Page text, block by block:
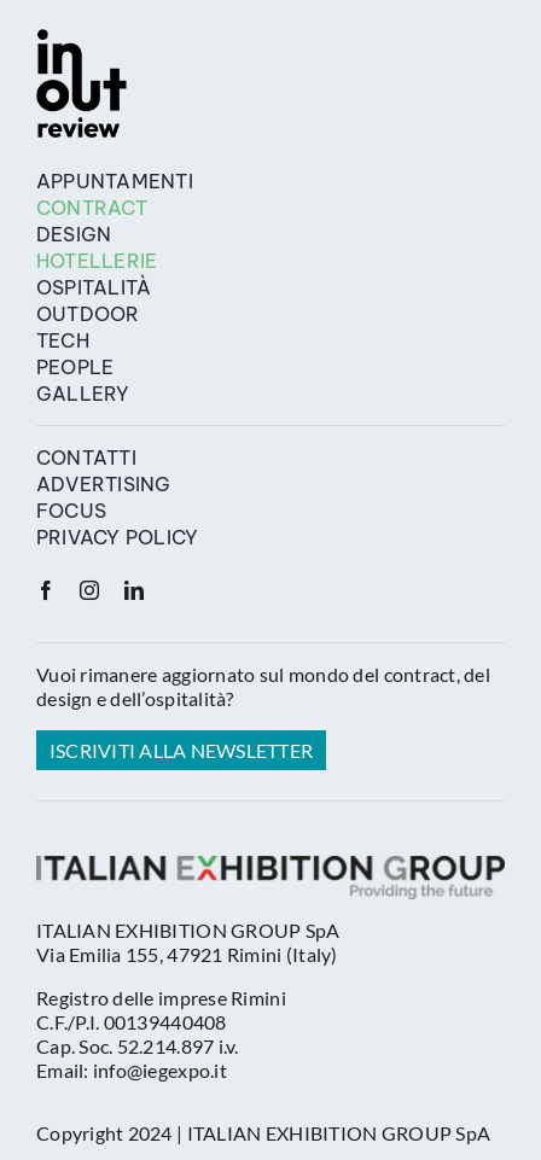
APPUNTAMENTI
CONTRACT
DESIGN
HOTELLERIE
OSPITALITÀ
OUTDOOR
TECH
PEOPLE
GALLERY
CONTATTI
ADVERTISING
FOCUS
PRIVACY POLICY
Vuoi rimanere aggiornato sul mondo del contract, del
design e dell’ospitalità?
ISCRIVITI ALLA NEWSLETTER
ITALIAN EXHIBITION GROUP SpA
Via Emilia 155, 47921 Rimini (Italy)
Registro delle imprese Rimini
C.F./P.I. 00139440408
Cap. Soc. 52.214.897 i.v.
Email: info@iegexpo.it
Copyright 2024 | ITALIAN EXHIBITION GROUP SpA